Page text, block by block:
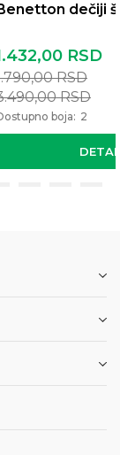
dečiji
RSD
RSD
RSD
boja: 2